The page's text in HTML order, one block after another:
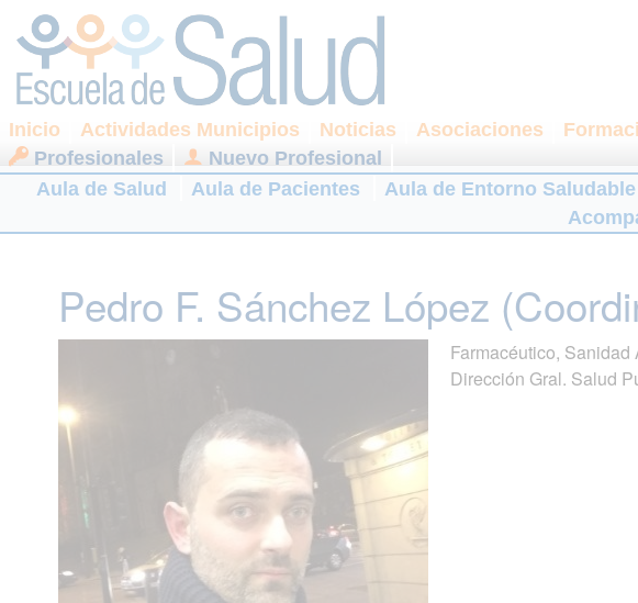
Inicio Actividades Municipios Noticias Asociaciones
Profesionales
Nuevo Profesional
Aula de Salud
Aula de Pacientes Aula de Entorno Saludable
Pedro F. Sánchez López
Farmacéutico, Sanidad
Dirección Gral. Salud